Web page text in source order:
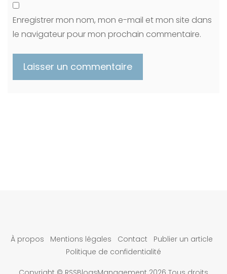
Enregistrer mon nom, mon e-mail et mon site dans
le navigateur pour mon prochain commentaire.
À propos Mentions légales Contact
Publier un article
Politique de confidentialité